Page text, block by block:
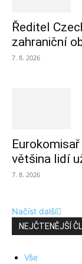
Ředitel
zahraniční
7. 8. 2026
většina lidí
7. 8. 2026
Načíst další
NEJČTENĚJŠÍ
Vše